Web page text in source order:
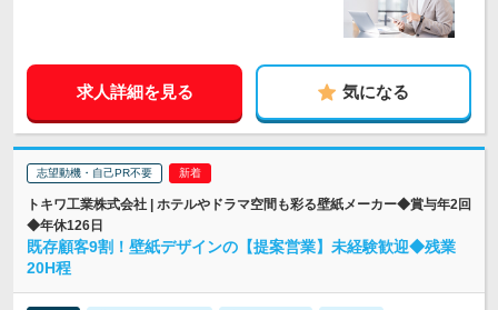
求人詳細を見る 気になる
志望動機・自己PR不要
トキワ工業株式会社 | ホテルやドラマ空間も彩る壁紙メーカー◆賞与年2回
◆年休126日
既存顧客9割！壁紙デザインの【提案営業】未経験歓迎◆残業
20H程